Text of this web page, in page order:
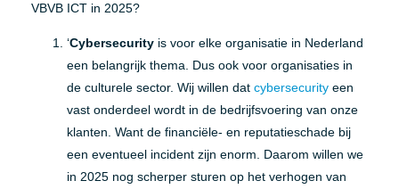
VBVB ICT in 2025?
‘Cybersecurity is voor elke organisatie in Nederland
een belangrijk thema. Dus ook voor organisaties in
de culturele sector. Wij willen dat cybersecurity een
vast onderdeel wordt in de bedrijfsvoering van onze
klanten. Want de financiële- en reputatieschade bij
een eventueel incident zijn enorm. Daarom willen we
in 2025 nog scherper sturen op het verhogen van